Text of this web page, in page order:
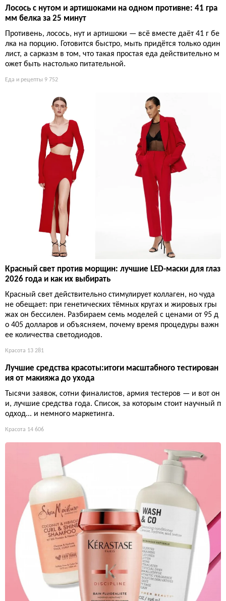
Лосось с нутом и артишоками на одном противне: 41 гра
мм белка за 25 минут
Противень, лосось, нут и артишоки — всё вместе даёт 41 г бе
лка на порцию. Готовится быстро, мыть придётся только один
лист, а сарказм в том, что такая простая еда действительно м
ожет быть настолько питательной.
Еда и рецепты 9 752
Красный свет против морщин: лучшие LED-маски для глаз
2026 года и как их выбирать
Красный свет действительно стимулирует коллаген, но чуда
не обещает: при генетических тёмных кругах и жировых гры
жах он бессилен. Разбираем семь моделей с ценами от 95 д
о 405 долларов и объясняем, почему время процедуры важн
ее количества светодиодов.
Красота 13 281
Лучшие средства красоты:итоги масштабного тестирован
ия от макияжа до ухода
Тысячи заявок, сотни финалистов, армия тестеров — и вот он
и, лучшие средства года. Список, за которым стоит научный п
одход... и немного маркетинга.
Красота 14 606